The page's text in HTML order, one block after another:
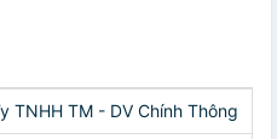
TNHH TM - DV Chính Thông